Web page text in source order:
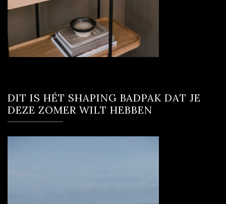
DIT IS HÉT SHAPING BADPAK DAT JE
DEZE ZOMER WILT HEBBEN